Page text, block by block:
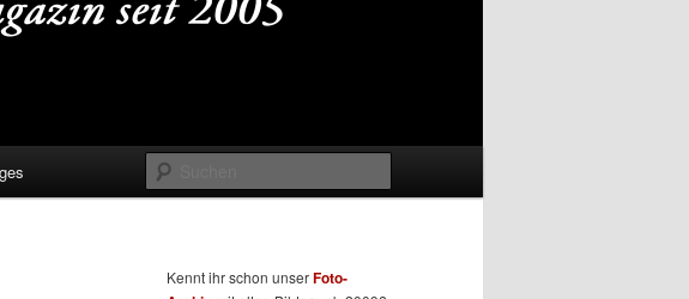
Kennt ihr schon unserFoto-